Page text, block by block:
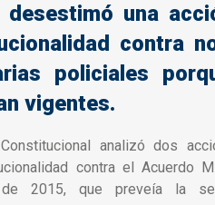
desestimó una
contra
policiales
vigentes.
analizó dos
contra el Acuerdo
2015, que preveía la